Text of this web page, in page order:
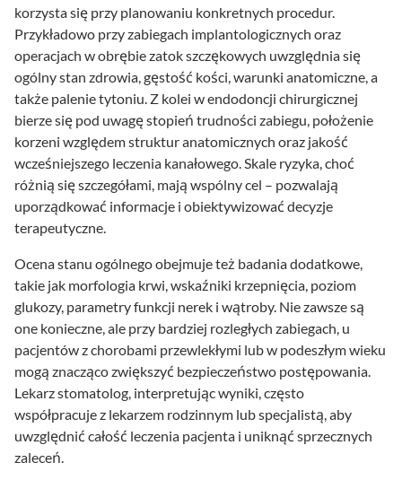
korzysta się przy planowaniu konkretnych procedur.
Przykładowo przy zabiegach implantologicznych oraz
operacjach w obrębie zatok szczękowych uwzględnia się
ogólny stan zdrowia, gęstość kości, warunki anatomiczne, a
także palenie tytoniu. Z kolei w endodoncji chirurgicznej
bierze się pod uwagę stopień trudności zabiegu, położenie
korzeni względem struktur anatomicznych oraz jakość
wcześniejszego leczenia kanałowego. Skale ryzyka, choć
różnią się szczegółami, mają wspólny cel – pozwalają
uporządkować informacje i obiektywizować decyzje
terapeutyczne.
Ocena stanu ogólnego obejmuje też badania dodatkowe,
takie jak morfologia krwi, wskaźniki krzepnięcia, poziom
glukozy, parametry funkcji nerek i wątroby. Nie zawsze są
one konieczne, ale przy bardziej rozległych zabiegach, u
pacjentów z chorobami przewlekłymi lub w podeszłym wieku
mogą znacząco zwiększyć bezpieczeństwo postępowania.
Lekarz stomatolog, interpretując wyniki, często
współpracuje z lekarzem rodzinnym lub specjalistą, aby
uwzględnić całość leczenia pacjenta i uniknąć sprzecznych
zaleceń.